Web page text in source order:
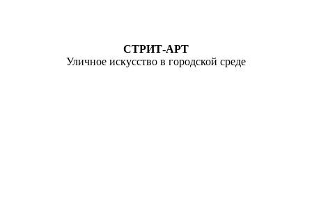
СТРИТ-АРТ
Уличное искусство в городской среде